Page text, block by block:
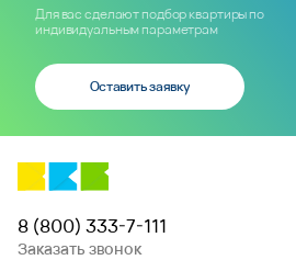
Для вас сделают подбор квартиры по
индивидуальным параметрам
Оставить заявку
8 (800) 333-7-111
Заказать звонок